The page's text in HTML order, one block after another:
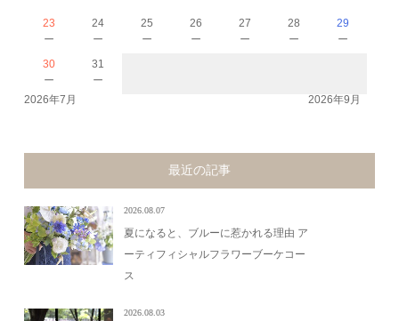
23
－
24
－
25
－
26
－
27
－
28
－
29
－
30
－
31
－
2026年7月 2026年9月
最近の記事
2026.08.07
夏になると、ブルーに惹かれる理由 ア
ーティフィシャルフラワーブーケコー
ス
2026.08.03